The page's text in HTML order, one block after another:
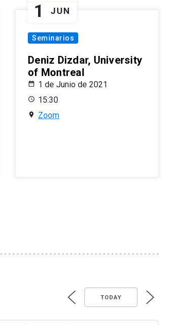
1 JUN
Seminarios
Deniz Dizdar, University
of Montreal
1 de Junio de 2021
15:30
Zoom
TODAY